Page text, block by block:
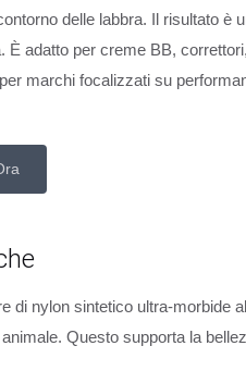
delle labbra. Il risultato è
È adatto per creme BB,
marchi focalizzati su
di nylon sintetico ultra-morbide
Questo supporta la